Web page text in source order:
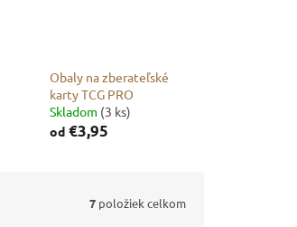
Obaly na zberateľské
karty TCG PRO
Skladom (3 ks)
od€3,95
7 položiek celkom